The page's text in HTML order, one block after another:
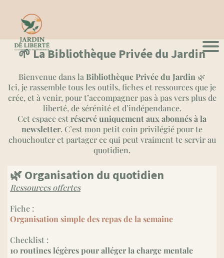
🌱 La Bibliothèque Privée du Jardin
Bienvenue dans la Bibliothèque Privée du Jardin 🌿
Ici, je rassemble tous les outils, fiches et ressources que je
crée, et à venir, pour t’accompagner pas à pas vers plus de
liberté, de sérénité et d’indépendance.
Cet espace est réservé uniquement aux abonnés à la
newsletter. C’est mon petit coin privilégié pour te
chouchouter et partager ce qui peut vraiment te servir au
quotidien.
🌿 Organisation du quotidien
Ressources offertes
Fiche :
Organisation simple des repas de la semaine
Checklist :
10 routines légères pour alléger la charge mentale